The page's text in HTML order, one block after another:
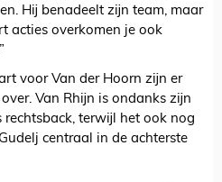
Hij benadeelt zijn team, maar
acties overkomen je ook
voor Van der Hoorn zijn er
Van Rhijn is ondanks zijn
terwijl het ook nog
centraal in de achterste